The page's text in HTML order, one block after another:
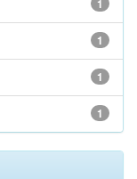
1
1
1
1